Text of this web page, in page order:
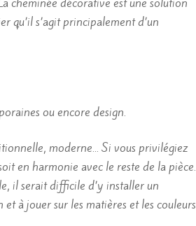
qu’il s’agit principalement d’un
ou encore design.
moderne… Si vous privilégiez
en harmonie avec le reste de la pièce.
il serait difficile d’y installer un
à jouer sur les matières et les couleurs